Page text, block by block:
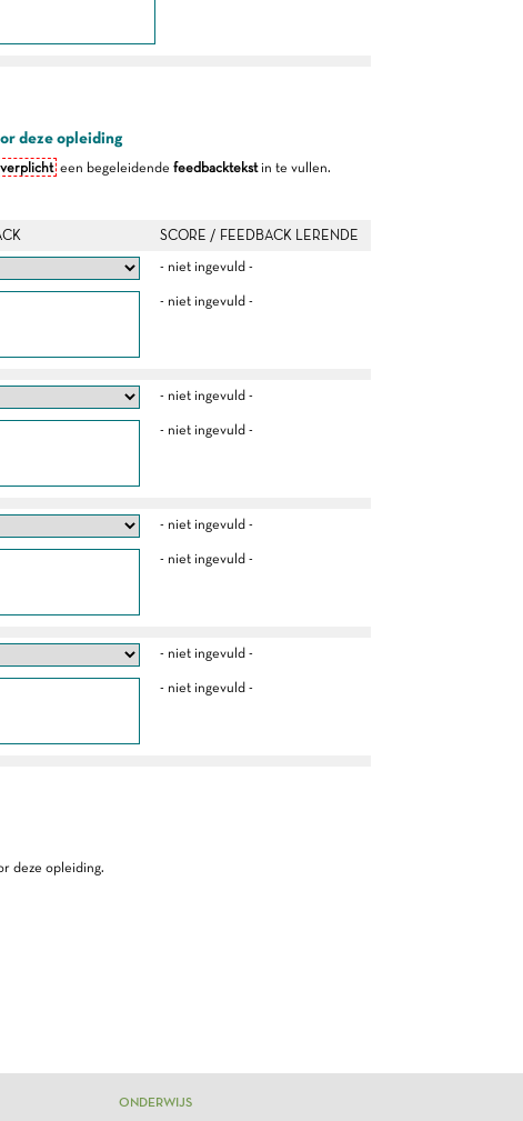
deze opleiding
een begeleidende feedbacktekstin te vullen.
SCORE / FEEDBACK LERENDE
- niet ingevuld -
- niet ingevuld -
- niet ingevuld -
- niet ingevuld -
- niet ingevuld -
- niet ingevuld -
- niet ingevuld -
- niet ingevuld -
deze opleiding.
ONDERWIJS